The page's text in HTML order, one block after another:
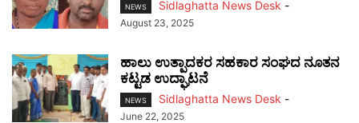
NEWS Sidlaghatta News Desk -
August 23, 2025
ಹಾಲು ಉತ್ಪಾದಕರ ಸಹಕಾರ ಸಂಘದ ನೂತನ
ಕಟ್ಟಡ ಉದ್ಘಾಟನೆ
NEWS Sidlaghatta News Desk -
June 22, 2025